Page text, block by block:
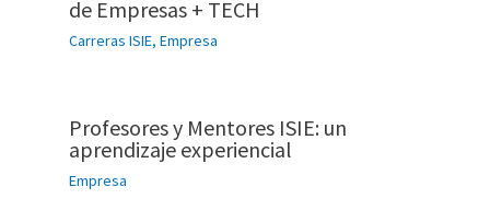
de Empresas + TECH
Carreras ISIE, Empresa
Profesores y Mentores ISIE: un
aprendizaje experiencial
Empresa